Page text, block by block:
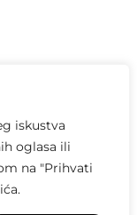
iskustva
oglasa ili
na "Prihvati